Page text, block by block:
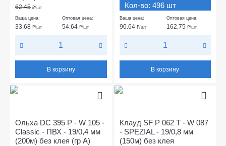
62.45 ₽/шт
Ваша цена:
33.68 ₽/шт
Оптовая цена:
54.64₽/шт
В корзину
Кол-во: 496 шт
Ваша цена:
90.64 ₽/шт
Оптовая цена:
162.75 ₽/шт
В корзину
Ольха DC 395 Р - W 105 -
Classic - ПВХ - 19/0,4 мм
(200м) без клея (гр А)
Клауд SF P 062 Т - W 087
- SPEZIAL - 19/0,8 мм
(150м) без клея